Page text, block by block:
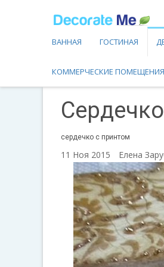
ВАННАЯ ГОСТИНАЯ
КОММЕРЧЕСКИЕ ПОМЕЩЕНИЯ
сердечко с принтом
11 Ноя 2015 Елена